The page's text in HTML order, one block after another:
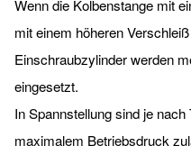
Wenn die Kolbenstange mit
mit einem höheren
Einschraubzylinder werden
eingesetzt.
In Spannstellung sind je
maximalem Betriebsdruck